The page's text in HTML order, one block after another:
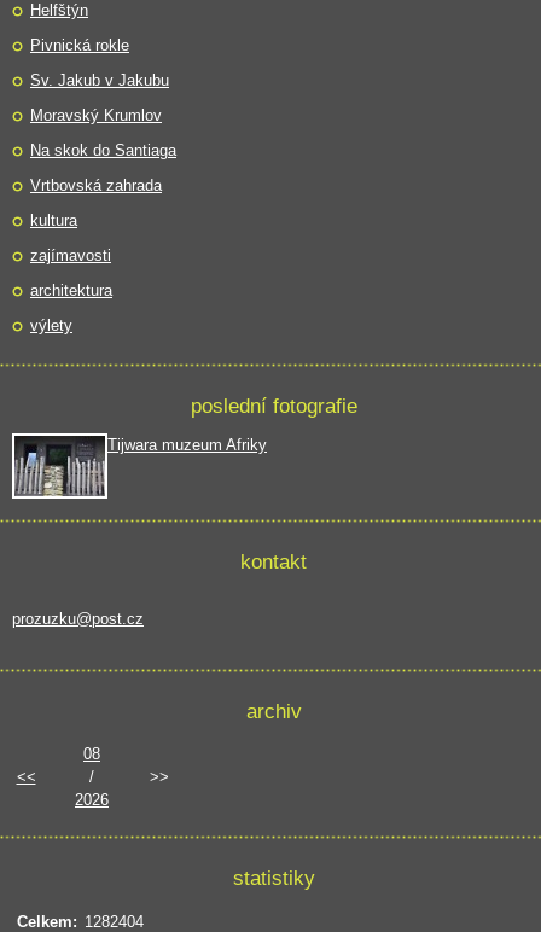
Helfštýn
Pivnická rokle
Sv. Jakub v Jakubu
Moravský Krumlov
Na skok do Santiaga
Vrtbovská zahrada
kultura
zajímavosti
architektura
výlety
poslední fotografie
Tijwara muzeum Afriky
kontakt
prozuzku@post.cz
archiv
<<
08
/
2026
>>
statistiky
Celkem: 1282404